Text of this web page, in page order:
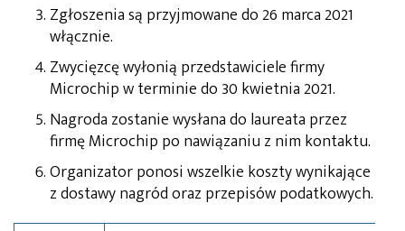
Zgłoszenia są przyjmowane do 26 marca 2021
włącznie.
Zwycięzcę wyłonią przedstawiciele firmy
Microchip w terminie do 30 kwietnia 2021.
Nagroda zostanie wysłana do laureata przez
firmę Microchip po nawiązaniu z nim kontaktu.
Organizator ponosi wszelkie koszty wynikające
z dostawy nagród oraz przepisów podatkowych.